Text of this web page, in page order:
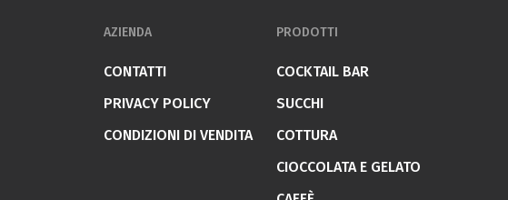
AZIENDA
CONTATTI
PRIVACY POLICY
CONDIZIONI DI VENDITA
PRODOTTI
COCKTAIL BAR
SUCCHI
COTTURA
CIOCCOLATA E GELATO